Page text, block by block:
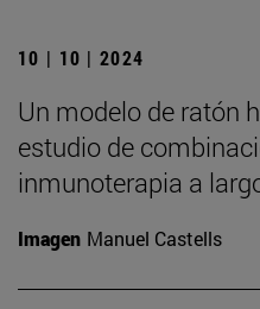
10 | 10 | 2024
Un modelo de ratón
estudio de
inmunoterapia a
Imagen Manuel Castells